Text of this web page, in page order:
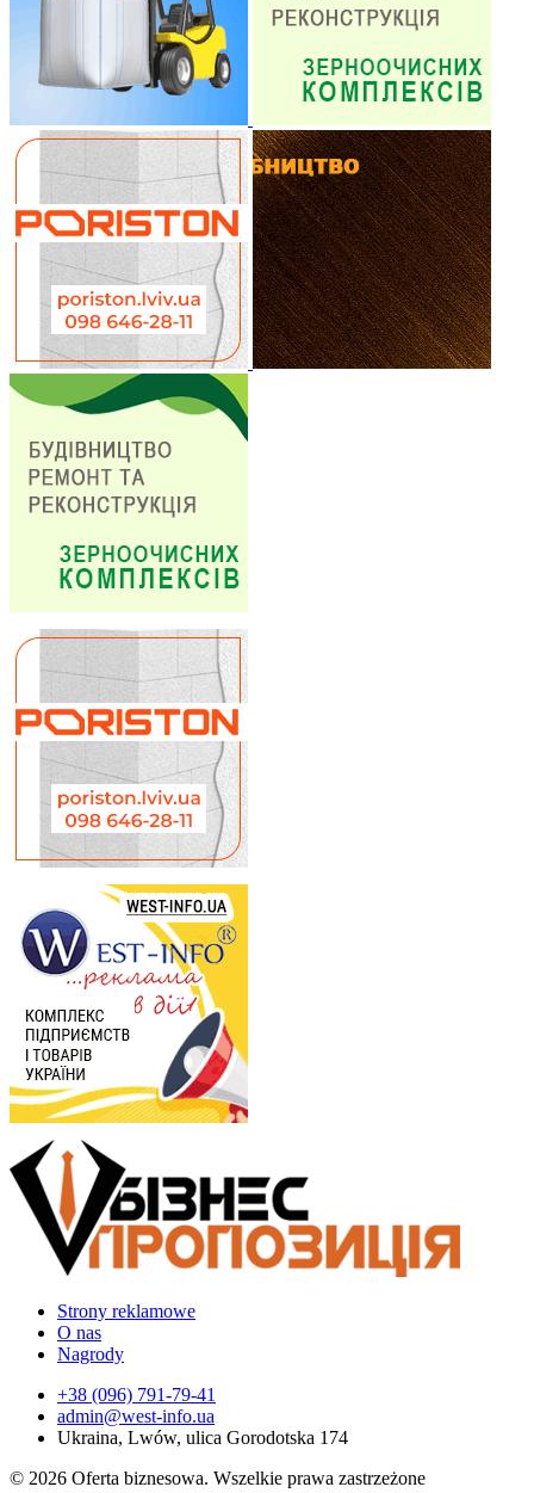
Strony reklamowe
O nas
Nagrody
+38 (096) 791-79-41
admin@west-info.ua
Ukraina, Lwów, ulica Gorodotska 174
© 2026 Oferta biznesowa. Wszelkie prawa zastrzeżone